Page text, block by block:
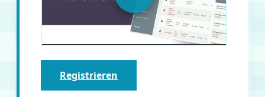
Registrieren